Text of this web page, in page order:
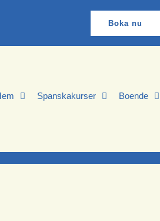
Boka nu
Spanskakurser Boende